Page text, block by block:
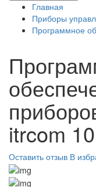
Главная
Приборы
Программное
itrcom 10
Оставить отзыв В